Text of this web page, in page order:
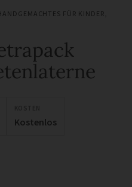
FÜR KINDER
Kostenlos